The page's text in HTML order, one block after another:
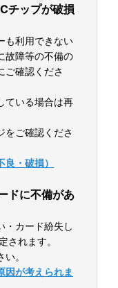
チップが破損
も利用できない
故障等の不備の
ご確認くださ
ている場合は再
をご確認くださ
・破損）
ドに不備があ
・カード紛失し
されます。
。
因が考えられま